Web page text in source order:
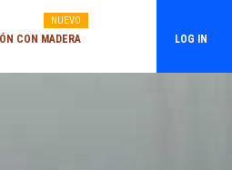
CON MADERA
NUEVO
LOG IN